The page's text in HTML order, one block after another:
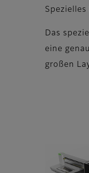
Das
eine
großen